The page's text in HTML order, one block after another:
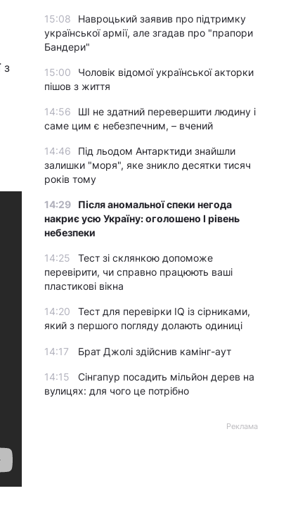
з
15:08
Навроцький заявив про підтримку
української армії, але згадав про "прапори
Бандери"
15:00
Чоловік відомої української акторки
пішов з життя
14:56
ШІ не здатний перевершити людину і
саме цим є небезпечним, – вчений
14:46
Під льодом Антарктиди знайшли
залишки "моря", яке зникло десятки тисяч
років тому
14:29
Після аномальної спеки негода
накриє усю Україну: оголошено І рівень
небезпеки
14:25
Тест зі склянкою допоможе
перевірити, чи справно працюють ваші
пластикові вікна
14:20
Тест для перевірки IQ із сірниками,
який з першого погляду долають одиниці
14:17 Брат Джолі здійснив камінг-аут
14:15
Сінгапур посадить мільйон дерев на
вулицях: для чого це потрібно
Реклама